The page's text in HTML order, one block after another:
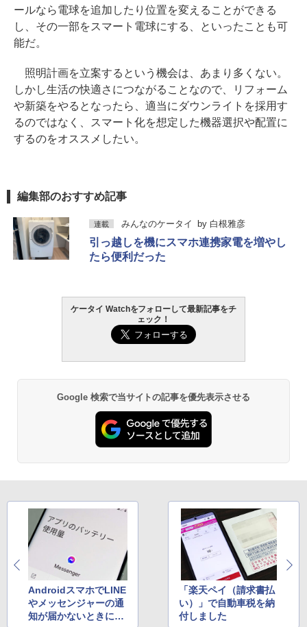
ールなら電球を追加したり位置を変えることができる
し、その一部をスマート電球にする、といったことも可
能だ。
照明計画を立案するという機会は、あまり多くない。
しかし生活の快適さにつながることなので、リフォーム
や新築をやるとなったら、適当にダウンライトを採用す
るのではなく、スマート化を想定した機器選択や配置に
するのをオススメしたい。
編集部のおすすめ記事
連載 みんなのケータイ by 白根雅彦
引っ越しを機にスマホ連携家電を増やし
たら便利だった
ケータイ Watchをフォローして最新記事をチ
ェック！
Google 検索で当サイトの記事を優先表示させる
AndroidスマホでLINE
やメッセンジャーの通
知が届かないときに見
「楽天ペイ（請求書払
い）」で自動車税を納
付しました